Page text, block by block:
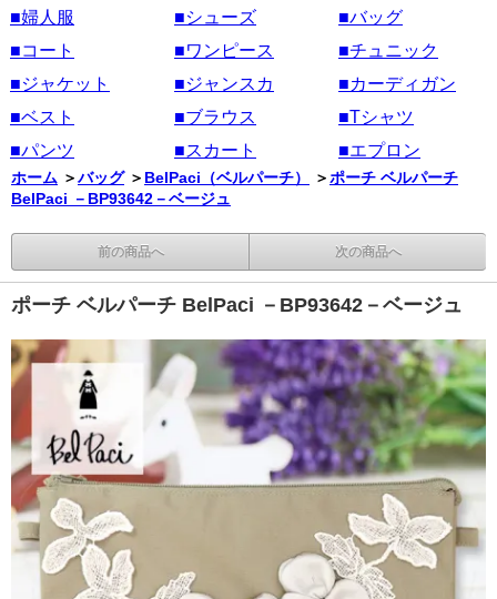
■婦人服
■シューズ
■バッグ
■コート
■ワンピース
■チュニック
■ジャケット
■ジャンスカ
■カーディガン
■ベスト
■ブラウス
■Tシャツ
■パンツ
■スカート ■エプロン
ホーム ＞バッグ ＞ BelPaci（ベルパーチ） ＞ポーチ ベルパーチ
BelPaci －BP93642－ベージュ
前の商品へ 次の商品へ
ポーチ ベルパーチ BelPaci －BP93642－ベージュ